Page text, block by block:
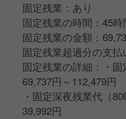
固定残業：あり
固定残業の時間：45時
固定残業の金額：
固定残業超過分の支払
固定残業の詳細：・固
69,737円～112,479円
・固定深夜残業代（
39,992円